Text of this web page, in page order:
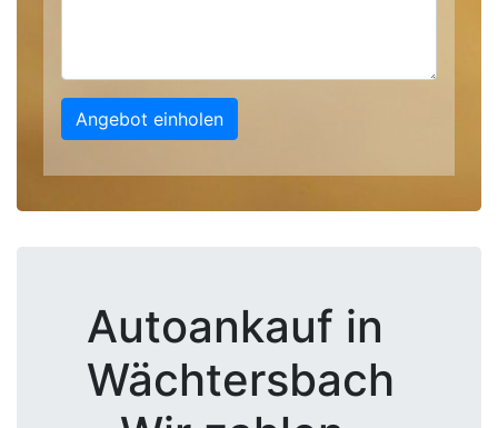
Angebot einholen
Autoankauf in
Wächtersbach